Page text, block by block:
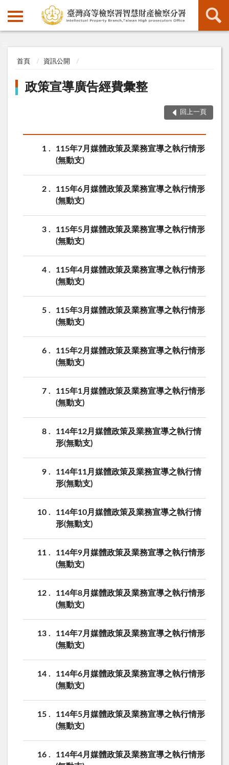
首頁 資訊公開
政策宣導廣告經費彙整
回上一頁
1
115年7月媒體政策及業務宣導之執行情形
(無動支)
2
115年6月媒體政策及業務宣導之執行情形
(無動支)
3
115年5月媒體政策及業務宣導之執行情形
(無動支)
4
115年4月媒體政策及業務宣導之執行情形
(無動支)
5
115年3月媒體政策及業務宣導之執行情形
(無動支)
6
115年2月媒體政策及業務宣導之執行情形
(無動支)
7
115年1月媒體政策及業務宣導之執行情形
(無動支)
8
114年12月媒體政策及業務宣導之執行情
形(無動支)
9
114年11月媒體政策及業務宣導之執行情
形(無動支)
10
114年10月媒體政策及業務宣導之執行情
形(無動支)
11
114年9月媒體政策及業務宣導之執行情形
(無動支)
12
114年8月媒體政策及業務宣導之執行情形
(無動支)
13
114年7月媒體政策及業務宣導之執行情形
(無動支)
14
114年6月媒體政策及業務宣導之執行情形
(無動支)
15
114年5月媒體政策及業務宣導之執行情形
(無動支)
16
114年4月媒體政策及業務宣導之執行情形